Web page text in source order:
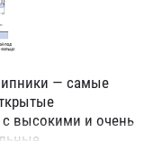
— самые
высокими и очень
с обеих сторон